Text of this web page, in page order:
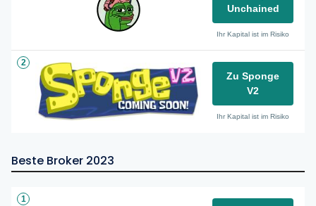
Unchained
Ihr Kapital ist im Risiko
2
Zu Sponge
V2
Ihr Kapital ist im Risiko
Beste Broker 2023
1